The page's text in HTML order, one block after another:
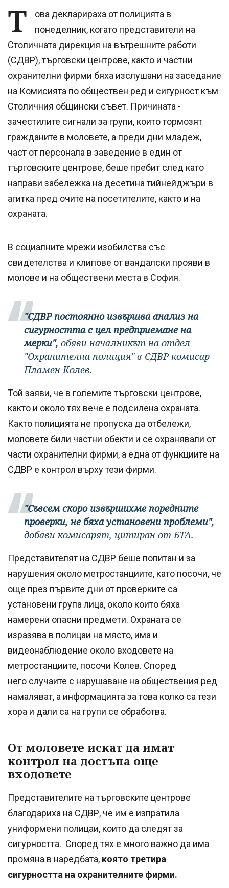
Т
ова декларираха от полицията в
понеделник, когато представители на
Столичната дирекция на вътрешните работи
(СДВР), търговски центрове, както и частни
охранителни фирми бяха изслушани на заседание
на Комисията по обществен ред и сигурност към
Столичния общински съвет. Причината -
зачестилите сигнали за групи, които тормозят
гражданите в моловете, а преди дни младеж,
част от персонала в заведение в един от
търговските центрове, беше пребит след като
направи забележка на десетина тийнейджъри в
агитка пред очите на посетителите, както и на
охраната.
В социалните мрежи изобилства със
свидетелства и клипове от вандалски прояви в
молове и на обществени места в София.
"СДВР постоянно извършва анализ на
сигурността с цел предприемане на
мерки", обяви началникът на отдел
"Охранителна полиция" в СДВР комисар
Пламен Колев.
Той заяви, че в големите търговски центрове,
както и около тях вече е подсилена охраната.
Както полицията не пропуска да отбележи,
моловете били частни обекти и се охранявали от
части охранителни фирми, а една от функциите на
СДВР е контрол върху тези фирми.
"Съвсем скоро извършихме поредните
проверки, не бяха установени проблеми",
добави комисарят, цитиран от БТА.
Представителят на СДВР беше попитан и за
нарушения около метростанциите, като посочи, че
още през първите дни от проверките са
установени група лица, около които бяха
намерени опасни предмети. Охраната се
изразява в полицаи на място, има и
видеонаблюдение около входовете на
метростанциите, посочи Колев. Според
него случаите с нарушаване на обществения ред
намаляват, а информацията за това колко са тези
хора и дали са на групи се обработва.
От моловете искат да имат
контрол на достъпа още
входовете
Представителите на търговските центрове
благодариха на СДВР, че им е изпратила
униформени полицаи, които да следят за
сигурността. Според тях е много важно да има
промяна в наредбата, която третира
сигурността на охранителните фирми.